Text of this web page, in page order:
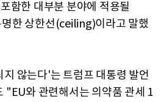
함한 대부분 분야에 적용될
한 상한선(ceiling)이라고 말했
않는다'는 트럼프 대통령 발언
"EU와 관련해서는 의약품 관세 1